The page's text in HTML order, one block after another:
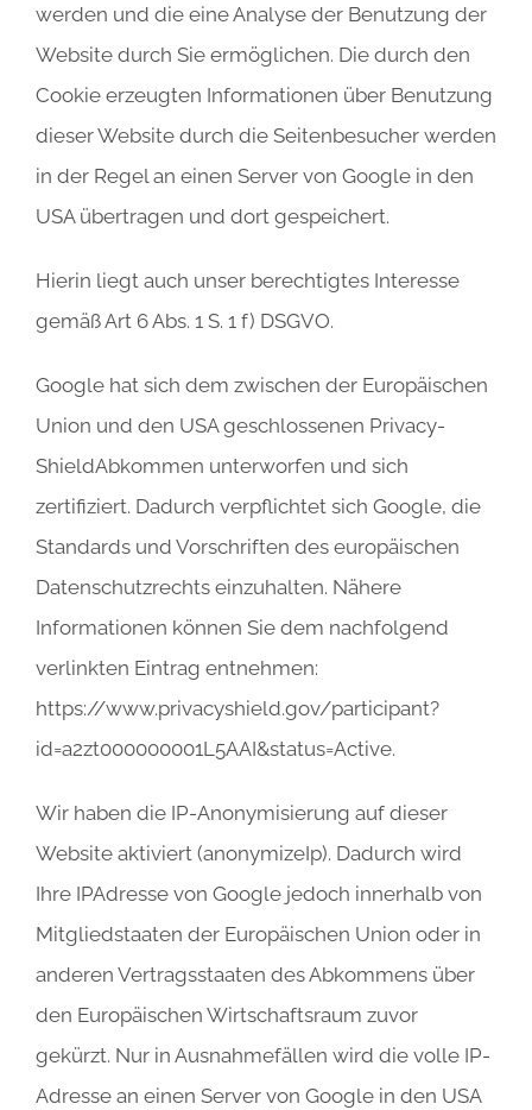
werden und die eine Analyse der Benutzung der
Website durch Sie ermöglichen. Die durch den
Cookie erzeugten Informationen über Benutzung
dieser Website durch die Seitenbesucher werden
in der Regel an einen Server von Google in den
USA übertragen und dort gespeichert.
Hierin liegt auch unser berechtigtes Interesse
gemäß Art 6 Abs. 1 S. 1 f) DSGVO.
Google hat sich dem zwischen der Europäischen
Union und den USA geschlossenen Privacy-
ShieldAbkommen unterworfen und sich
zertifiziert. Dadurch verpflichtet sich Google, die
Standards und Vorschriften des europäischen
Datenschutzrechts einzuhalten. Nähere
Informationen können Sie dem nachfolgend
verlinkten Eintrag entnehmen:
https://www.privacyshield.gov/participant?
id=a2zt000000001L5AAI&status=Active.
Wir haben die IP-Anonymisierung auf dieser
Website aktiviert (anonymizeIp). Dadurch wird
Ihre IPAdresse von Google jedoch innerhalb von
Mitgliedstaaten der Europäischen Union oder in
anderen Vertragsstaaten des Abkommens über
den Europäischen Wirtschaftsraum zuvor
gekürzt. Nur in Ausnahmefällen wird die volle IP-
Adresse an einen Server von Google in den USA